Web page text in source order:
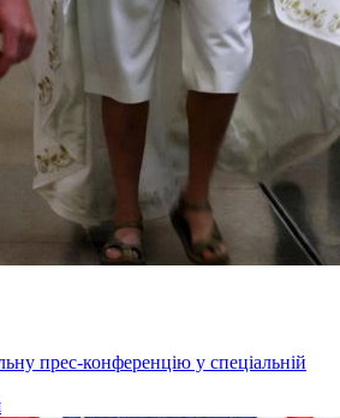
прес-конференцію у спеціальній